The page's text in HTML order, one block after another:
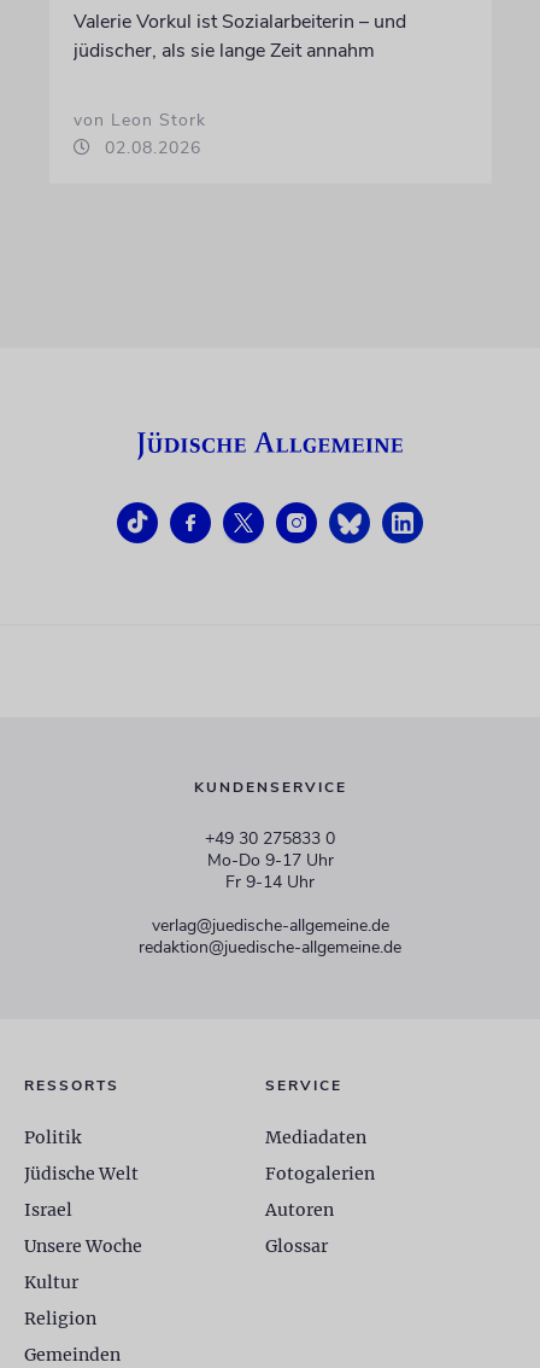
Valerie Vorkul ist Sozialarbeiterin – und
jüdischer, als sie lange Zeit annahm
von Leon Stork
02.08.2026
KUNDENSERVICE
+49 30 275833 0
Mo-Do 9-17 Uhr
Fr 9-14 Uhr
verlag@juedische-allgemeine.de
redaktion@juedische-allgemeine.de
RESSORTS
Politik
Jüdische Welt
Israel
Unsere Woche
Kultur
Religion
Gemeinden
SERVICE
Mediadaten
Fotogalerien
Autoren
Glossar